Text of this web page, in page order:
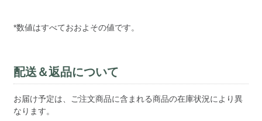
*数値はすべておおよその値です。
配送＆返品について
お届け予定は、ご注文商品に含まれる商品の在庫状況により異
なります。